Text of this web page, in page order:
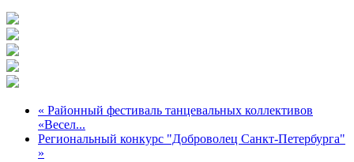
« Районный фестиваль танцевальных коллективов
«Весел...
Региональный конкурс "Доброволец Санкт-Петербурга"
»